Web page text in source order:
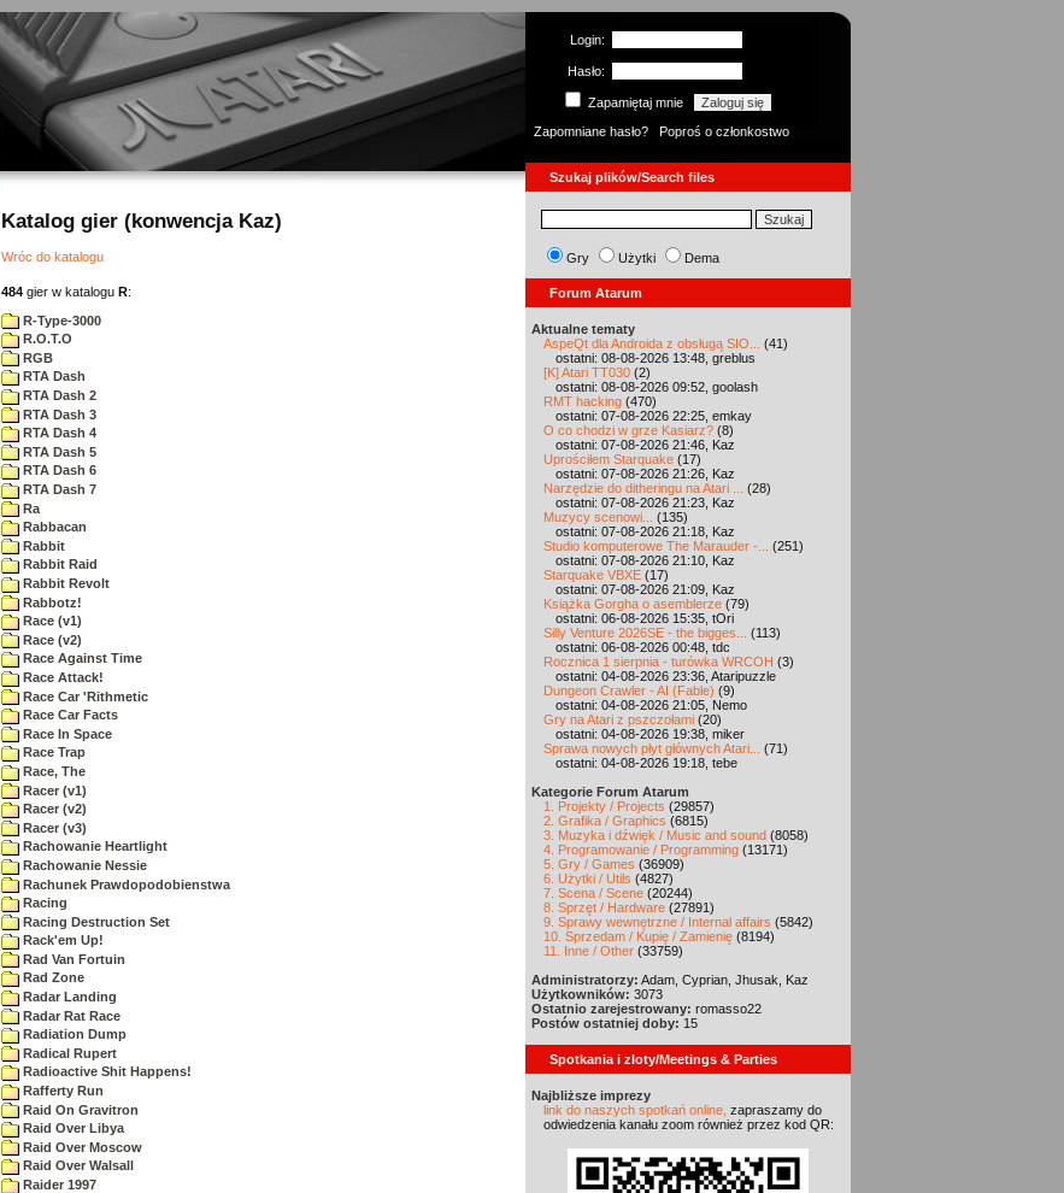
Login:
Hasło:
Zapamiętaj mnie
Zapomniane hasło?
Poproś o członkostwo
Szukaj plików/Search files
Katalog gier (konwencja Kaz)
Wróc do katalogu
484 gier w katalogu R:
R-Type-3000
R.O.T.O
RGB
RTA Dash
RTA Dash 2
RTA Dash 3
RTA Dash 4
RTA Dash 5
RTA Dash 6
RTA Dash 7
Ra
Rabbacan
Rabbit
Rabbit Raid
Rabbit Revolt
Rabbotz!
Race (v1)
Race (v2)
Race Against Time
Race Attack!
Race Car 'Rithmetic
Race Car Facts
Race In Space
Race Trap
Race, The
Racer (v1)
Racer (v2)
Racer (v3)
Rachowanie Heartlight
Rachowanie Nessie
Rachunek Prawdopodobienstwa
Racing
Racing Destruction Set
Rack'em Up!
Rad Van Fortuin
Rad Zone
Radar Landing
Radar Rat Race
Radiation Dump
Radical Rupert
Radioactive Shit Happens!
Rafferty Run
Raid On Gravitron
Raid Over Libya
Raid Over Moscow
Raid Over Walsall
Raider 1997
Gry Użytki Dema
Forum Atarum
Aktualne tematy
AspeQt dla Androida z obsługą SIO...
(41)
ostatni: 08-08-2026 13:48, greblus
[K] Atari TT030 (2)
ostatni: 08-08-2026 09:52, goolash
RMT hacking (470)
ostatni: 07-08-2026 22:25, emkay
O co chodzi w grze Kasiarz? (8)
ostatni: 07-08-2026 21:46, Kaz
Uprościłem Starquake (17)
ostatni: 07-08-2026 21:26, Kaz
Narzędzie do ditheringu na Atari ...
(28)
ostatni: 07-08-2026 21:23, Kaz
Muzycy scenowi...
(135)
ostatni: 07-08-2026 21:18, Kaz
Studio komputerowe The Marauder -...
(251)
ostatni: 07-08-2026 21:10, Kaz
Starquake VBXE (17)
ostatni: 07-08-2026 21:09, Kaz
Książka Gorgha o asemblerze (79)
ostatni: 06-08-2026 15:35, tOri
Silly Venture 2026SE - the bigges...
(113)
ostatni: 06-08-2026 00:48, tdc
Rocznica 1 sierpnia - turówka WRCOH (3)
ostatni: 04-08-2026 23:36, Ataripuzzle
Dungeon Crawler - AI (Fable) (9)
ostatni: 04-08-2026 21:05, Nemo
Gry na Atari z pszczołami (20)
ostatni: 04-08-2026 19:38, miker
Sprawa nowych płyt głównych Atari...
(71)
ostatni: 04-08-2026 19:18, tebe
Kategorie Forum Atarum
1. Projekty / Projects (29857)
2. Grafika / Graphics (6815)
3. Muzyka i dźwięk / Music and sound (8058)
4. Programowanie / Programming (13171)
5. Gry / Games (36909)
6. Użytki / Utils (4827)
7. Scena / Scene (20244)
8. Sprzęt / Hardware (27891)
9. Sprawy wewnętrzne / Internal affairs (5842)
10. Sprzedam / Kupię / Zamienię (8194)
11. Inne / Other (33759)
Administratorzy: Adam, Cyprian, Jhusak, Kaz
Użytkowników: 3073
Ostatnio zarejestrowany: romasso22
Postów ostatniej doby: 15
Spotkania i zloty/Meetings & Parties
Najbliższe imprezy
link do naszych spotkań online, zapraszamy do
odwiedzenia kanału zoom również przez kod QR: